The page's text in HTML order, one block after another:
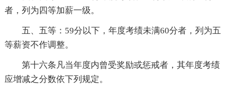
者，列为四等加薪一级。
五、五等：59分以下，年度考绩未满60分者，列为五
等薪资不作调整。
第十六条凡当年度内曾受奖励或惩戒者，其年度考绩
应增减之分数依下列规定。